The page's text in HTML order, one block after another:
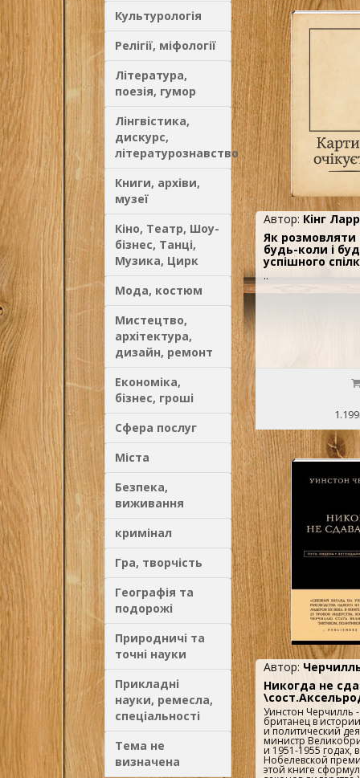
Культурологія
Релігії, міфології
Література,
поезія, гумор
Лінгвістика,
дискурс,
літературознавство
Книги, архіви,
музеї
Кіно, Театр, Шоу-
бізнес, Танці,
Музика, Цирк
Мода, костюм
Мистецтво,
архітектура,
дизайн, ремонт
Економіка,
бізнес, гроші
Сфера послуг
Міста
Безпека,
виживання
кримінал
Гра, творчість
Географія та
подорожі
Природничі та
точні науки
Прикладні
науки, ремесла,
спеціальності
Тема не
визначена
Автор: Кінг
Як розмовляти
будь-коли і
успішного
..
Автор:
Никогда не
Уинстон Черчилль
британец в
и политический
министр
и 1951-1955 годах,
Нобелевской
этой книге